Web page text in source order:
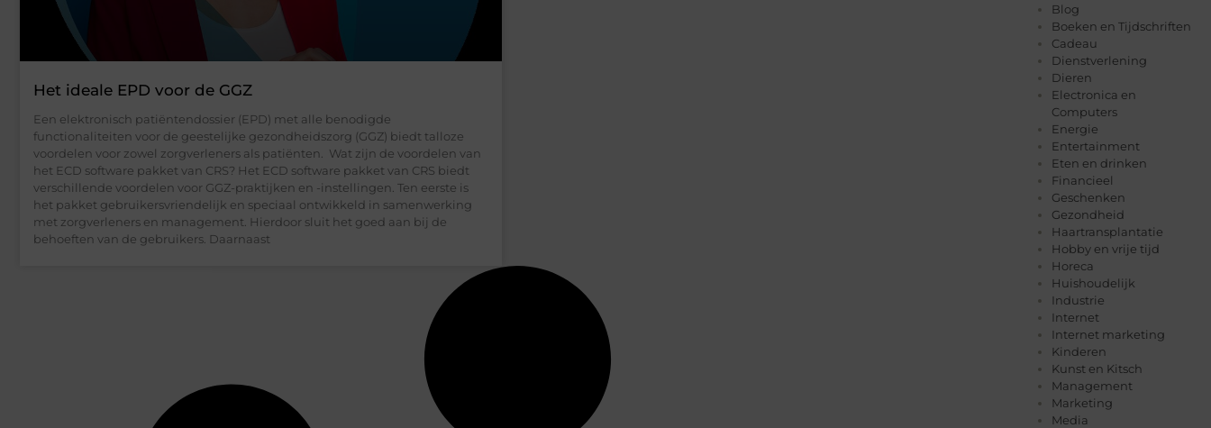
Het ideale EPD voor de GGZ
Een elektronisch patiëntendossier (EPD) met alle benodigde
functionaliteiten voor de geestelijke gezondheidszorg (GGZ) biedt talloze
voordelen voor zowel zorgverleners als patiënten. Wat zijn de voordelen van
het ECD software pakket van CRS? Het ECD software pakket van CRS biedt
verschillende voordelen voor GGZ-praktijken en -instellingen. Ten eerste is
het pakket gebruikersvriendelijk en speciaal ontwikkeld in samenwerking
met zorgverleners en management. Hierdoor sluit het goed aan bij de
behoeften van de gebruikers. Daarnaast
Blog
Boeken en Tijdschriften
Cadeau
Dienstverlening
Dieren
Electronica en
Computers
Energie
Entertainment
Eten en drinken
Financieel
Geschenken
Gezondheid
Haartransplantatie
Hobby en vrije tijd
Horeca
Huishoudelijk
Industrie
Internet
Internet marketing
Kinderen
Kunst en Kitsch
Management
Marketing
Media